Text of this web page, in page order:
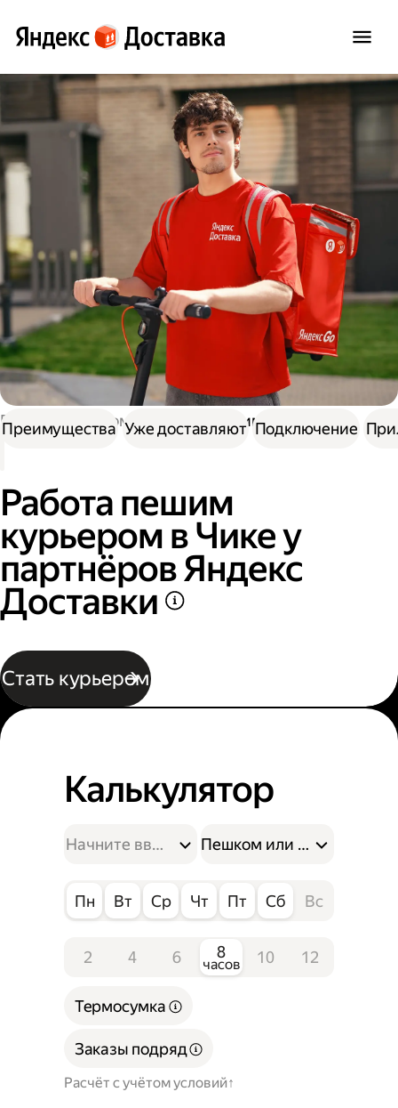
Работа курьером Работа пешим курьером
Работа пешим
курьером в Чике у
партнёров Яндекс
Доставки
Стать курьером
Преимущества Уже доставляют Подключение
Калькулятор
Пешком или на
Пн Вт Ср Чт Пт Сб Вс
2 4 6 8
часов 10 12
Расчёт с учётом условий
Термосумка
Заказы подряд